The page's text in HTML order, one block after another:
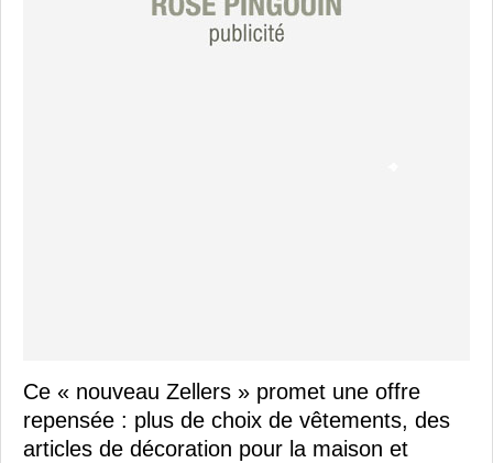
Ce « nouveau Zellers » promet une offre
repensée : plus de choix de vêtements, des
articles de décoration pour la maison et